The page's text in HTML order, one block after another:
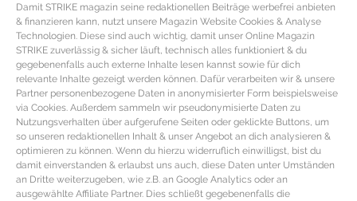
Damit STRIKE magazin seine redaktionellen Beiträge werbefrei anbieten
& finanzieren kann, nutzt unsere Magazin Website Cookies & Analyse
Technologien. Diese sind auch wichtig, damit unser Online Magazin
STRIKE zuverlässig & sicher läuft, technisch alles funktioniert & du
gegebenenfalls auch externe Inhalte lesen kannst sowie für dich
relevante Inhalte gezeigt werden können. Dafür verarbeiten wir & unsere
Partner personenbezogene Daten in anonymisierter Form beispielsweise
via Cookies. Außerdem sammeln wir pseudonymisierte Daten zu
Nutzungsverhalten über aufgerufene Seiten oder geklickte Buttons, um
so unseren redaktionellen Inhalt & unser Angebot an dich analysieren &
optimieren zu können. Wenn du hierzu widerruflich einwilligst, bist du
damit einverstanden & erlaubst uns auch, diese Daten unter Umständen
an Dritte weiterzugeben, wie z.B. an Google Analytics oder an
ausgewählte Affiliate Partner. Dies schließt gegebenenfalls die